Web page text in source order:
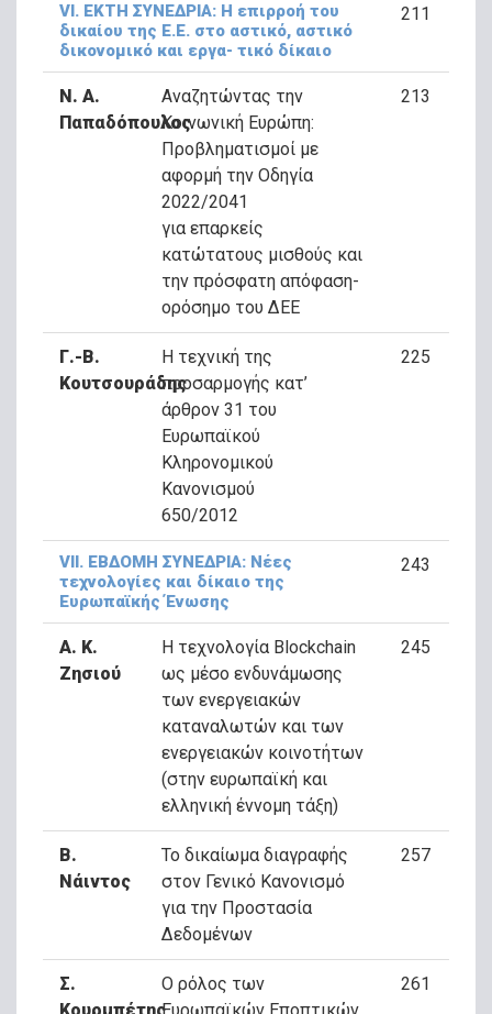
VΙ. ΕΚΤΗ ΣΥΝΕΔΡΙΑ: Η επιρροή του
δικαίου της Ε.Ε. στο αστικό, αστικό
δικονομικό και εργα- τικό δίκαιο
211
Ν. Α.
Παπαδόπουλος
Αναζητώντας την
Κοινωνική Ευρώπη:
Προβληματισμοί με
αφορμή την Οδηγία
2022/2041
για επαρκείς
κατώτατους μισθούς και
την πρόσφατη απόφαση-
ορόσημο του ΔΕΕ
213
Γ.-Β.
Κουτσουράδης
Η τεχνική της
προσαρμογής κατ’
άρθρον 31 του
Ευρωπαϊκού
Κληρονομικού
Κανονισμού
650/2012
225
VΙΙ. ΕΒΔΟΜΗ ΣΥΝΕΔΡΙΑ: Νέες
τεχνολογίες και δίκαιο της
Ευρωπαϊκής Ένωσης
243
Α. Κ.
Ζησιού
Η τεχνολογία Blockchain
ως μέσο ενδυνάμωσης
των ενεργειακών
καταναλωτών και των
ενεργειακών κοινοτήτων
(στην ευρωπαϊκή και
ελληνική έννομη τάξη)
245
Β.
Νάιντος
Το δικαίωμα διαγραφής
στον Γενικό Κανονισμό
για την Προστασία
Δεδομένων
257
Σ.
Ο ρόλος των
261